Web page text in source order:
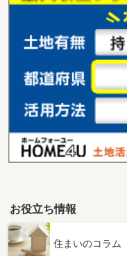
群馬県前橋市元総社町
価 格
住 所
用途地域
群馬県館林市美園町
住 所
群馬県前橋市大胡町
価 格
お役立ち情報
住まいのコラム